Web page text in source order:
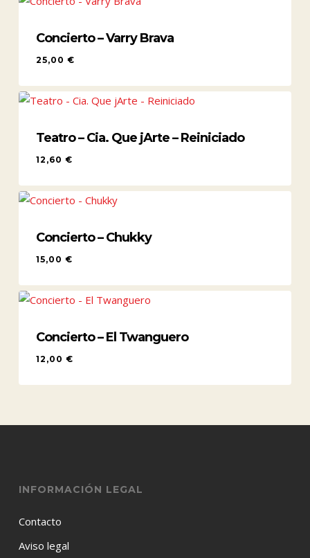
Concierto – Varry Brava
25,00 €
Teatro – Cia. Que jArte – Reiniciado
12,60 €
Concierto – Chukky
15,00 €
Concierto – El Twanguero
12,00 €
INFORMACIÓN LEGAL
Contacto
Aviso legal